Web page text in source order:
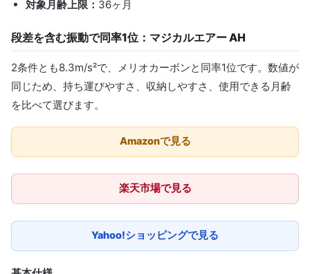
対象月齢上限： 36ヶ月
段差を含む振動で同率1位：マジカルエアー AH
2条件とも8.3m/s²で、メリオカーボンと同率1位です。数値が
同じため、持ち運びやすさ、収納しやすさ、使用できる月齢
を比べて選びます。
Amazonで見る
楽天市場で見る
Yahoo!ショッピングで見る